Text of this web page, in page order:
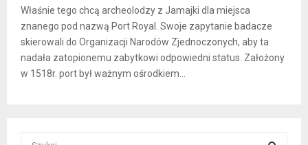
Właśnie tego chcą archeolodzy z Jamajki dla miejsca
znanego pod nazwą Port Royal. Swoje zapytanie badacze
skierowali do Organizacji Narodów Zjednoczonych, aby ta
nadała zatopionemu zabytkowi odpowiedni status. Założony
w 1518r. port był ważnym ośrodkiem...